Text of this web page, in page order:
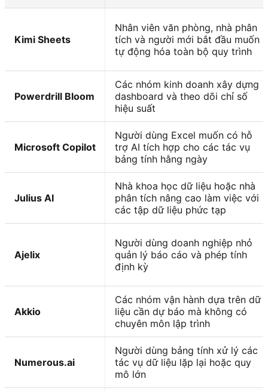
Kimi Sheets
Nhân viên văn phòng, nhà phân
tích và người mới bắt đầu muốn
tự động hóa toàn bộ quy trình
Powerdrill Bloom
Các nhóm kinh doanh xây dựng
dashboard và theo dõi chỉ số
hiệu suất
Microsoft Copilot
Người dùng Excel muốn có hỗ
trợ AI tích hợp cho các tác vụ
bảng tính hằng ngày
Julius AI
Nhà khoa học dữ liệu hoặc nhà
phân tích nâng cao làm việc với
các tập dữ liệu phức tạp
Ajelix
Người dùng doanh nghiệp nhỏ
quản lý báo cáo và phép tính
định kỳ
Akkio
Các nhóm vận hành dựa trên dữ
liệu cần dự báo mà không có
chuyên môn lập trình
Numerous.ai
Người dùng bảng tính xử lý các
tác vụ dữ liệu lặp lại hoặc quy
mô lớn